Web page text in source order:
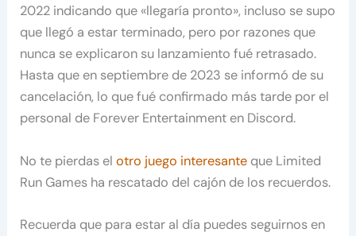
2022 indicando que «llegaría pronto», incluso se supo
que llegó a estar terminado, pero por razones que
nunca se explicaron su lanzamiento fué retrasado.
Hasta que en septiembre de 2023 se informó de su
cancelación, lo que fué confirmado más tarde por el
personal de Forever Entertainment en Discord.
No te pierdas elotro juego interesante que Limited
Run Games ha rescatado del cajón de los recuerdos.
Recuerda que para estar al día puedes seguirnos en